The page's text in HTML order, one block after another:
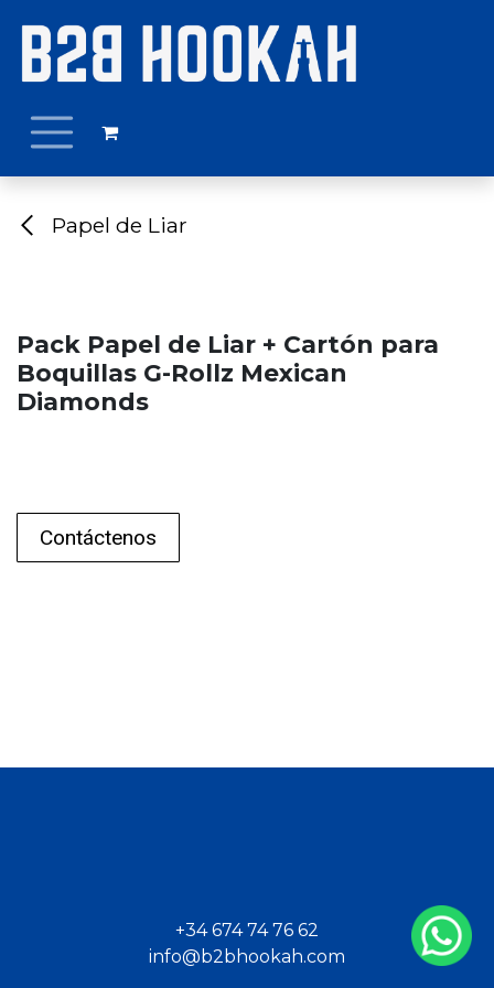
Papel de Liar
Pack Papel de Liar + Cartón para
Boquillas G-Rollz Mexican
Diamonds
Contáctenos
+34 674 74 76 62
info@b2bhookah.com